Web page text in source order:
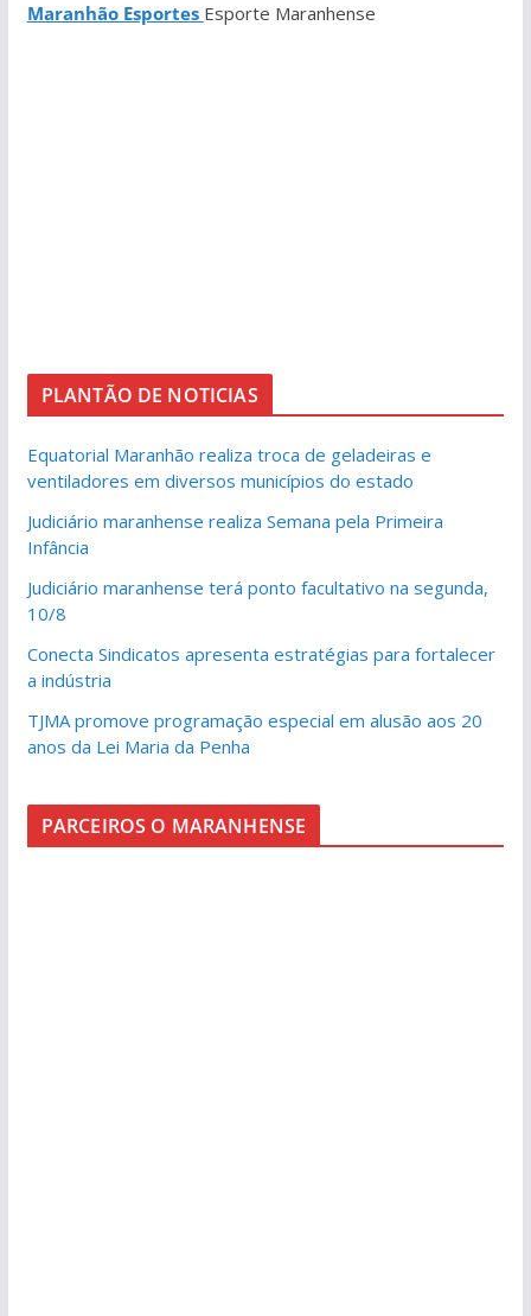
Maranhão Esportes Esporte Maranhense
PLANTÃO DE NOTICIAS
Equatorial Maranhão realiza troca de geladeiras e
ventiladores em diversos municípios do estado
Judiciário maranhense realiza Semana pela Primeira
Infância
Judiciário maranhense terá ponto facultativo na segunda,
10/8
Conecta Sindicatos apresenta estratégias para fortalecer
a indústria
TJMA promove programação especial em alusão aos 20
anos da Lei Maria da Penha
PARCEIROS O MARANHENSE